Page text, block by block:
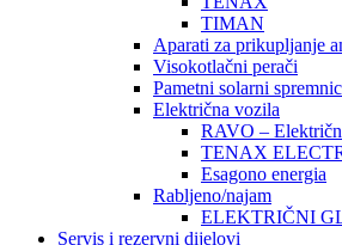
TIMAN
Aparati za prikupljanje
Visokotlačni perači
Pametni solarni
Električna vozila
RAVO –
TENAX
Esagono energia
Rabljeno/najam
ELEKTRIČNI
Servis i rezervni dijelovi